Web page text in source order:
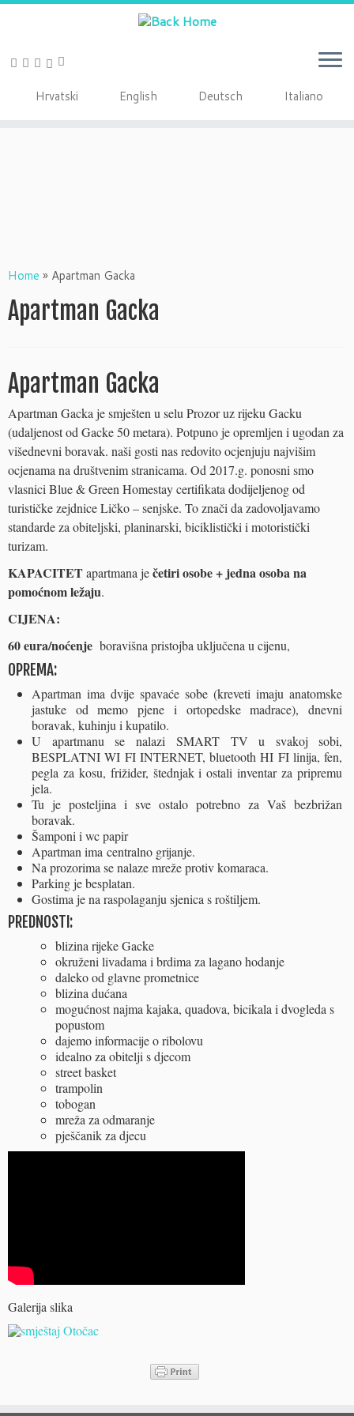
Hrvatski English Deutsch Italiano
Home » Apartman Gacka
Apartman Gacka
Apartman Gacka
Apartman Gacka je smješten u selu Prozor uz rijeku Gacku
(udaljenost od Gacke 50 metara). Potpuno je opremljen i ugodan za
višednevni boravak. naši gosti nas redovito ocjenjuju najvišim
ocjenama na društvenim stranicama. Od 2017.g. ponosni smo
vlasnici Blue & Green Homestay certifikata dodijeljenog od
turističke zejdnice Ličko – senjske. To znači da zadovoljavamo
standarde za obiteljski, planinarski, biciklistički i motoristički
turizam.
KAPACITETapartmana ječetiri osobe + jedna osoba na
pomoćnom ležaju.
CIJENA:
60 eura/noćenje boravišna pristojba uključena u cijenu,
OPREMA:
Apartman ima dvije spavaće sobe (kreveti imaju anatomske
jastuke od memo pjene i ortopedske madrace), dnevni
boravak, kuhinju i kupatilo.
U apartmanu se nalazi SMART TV u svakoj sobi,
BESPLATNI WI FI INTERNET, bluetooth HI FI linija, fen,
pegla za kosu, frižider, štednjak i ostali inventar za pripremu
jela.
Tu je posteljina i sve ostalo potrebno za Vaš bezbrižan
boravak.
Šamponi i wc papir
Apartman ima centralno grijanje.
Na prozorima se nalaze mreže protiv komaraca.
Parking je besplatan.
Gostima je na raspolaganju sjenica s roštiljem.
PREDNOSTI:
blizina rijeke Gacke
okruženi livadama i brdima za lagano hodanje
daleko od glavne prometnice
blizina dućana
mogućnost najma kajaka, quadova, bicikala i dvogleda s
popustom
dajemo informacije o ribolovu
idealno za obitelji s djecom
street basket
trampolin
tobogan
mreža za odmaranje
pješčanik za djecu
Galerija slika